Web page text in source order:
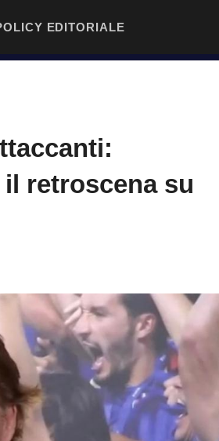
EDITORIALE
retroscena su